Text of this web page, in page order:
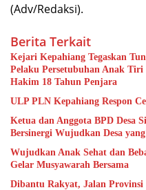
(Adv/Redaksi).
Berita Terkait
Kejari Kepahiang Tegaskan
Pelaku Persetubuhan Anak
Hakim 18 Tahun Penjara
ULP PLN Kepahiang Respon
Ketua dan Anggota BPD Desa
Bersinergi Wujudkan Desa
Wujudkan Anak Sehat dan
Gelar Musyawarah Bersama
Dibantu Rakyat, Jalan